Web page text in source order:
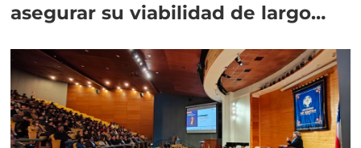
asegurar su viabilidad de largo